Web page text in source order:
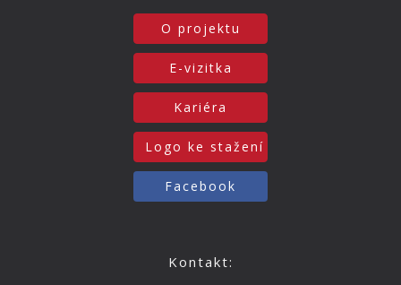
O projektu
E-vizitka
Kariéra
Logo ke stažení
Facebook
Kontakt: